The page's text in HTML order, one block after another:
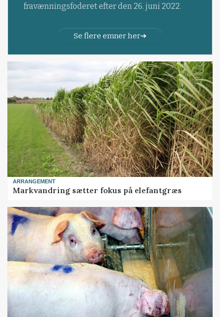
fravænningsfoderet efter den 26. juni 2022.
Se flere emner her
ARRANGEMENT
Markvandring sætter fokus på elefantgræs